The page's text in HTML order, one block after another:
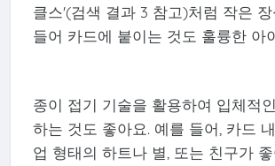
클스'(검색 결과 3 참고)처럼 작은
들어 카드에 붙이는 것도 훌륭한 아
종이 접기 기술을 활용하여 입체적
하는 것도 좋아요. 예를 들어, 카드
업 형태의 하트나 별, 또는 친구가